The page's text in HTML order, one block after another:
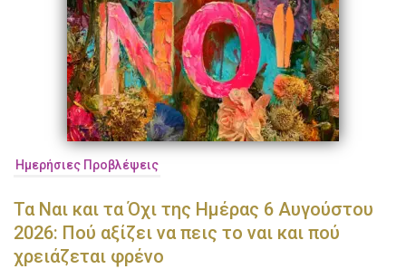
Ημερήσιες Προβλέψεις
Τα Ναι και τα Όχι της Ημέρας 6 Αυγούστου
2026: Πού αξίζει να πεις το ναι και πού
χρειάζεται φρένο